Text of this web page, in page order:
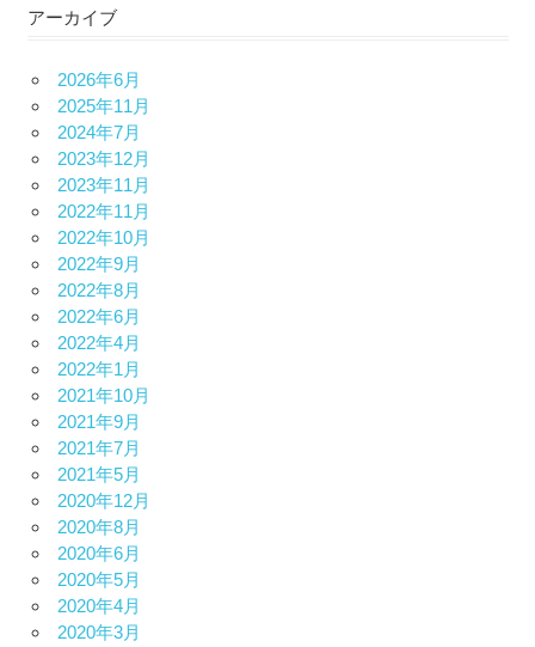
アーカイブ
2026年6月
2025年11月
2024年7月
2023年12月
2023年11月
2022年11月
2022年10月
2022年9月
2022年8月
2022年6月
2022年4月
2022年1月
2021年10月
2021年9月
2021年7月
2021年5月
2020年12月
2020年8月
2020年6月
2020年5月
2020年4月
2020年3月